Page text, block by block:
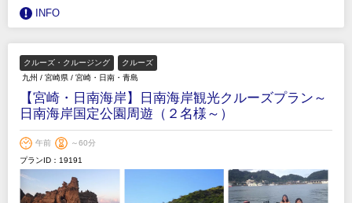
INFO
クルーズ・クルージング
クルーズ
九州 / 宮崎県 / 宮崎・日南・青島
【宮崎・日南海岸】日南海岸観光クルーズプラン～
日南海岸国定公園周遊（２名様～）
午前
～60分
プランID：19191